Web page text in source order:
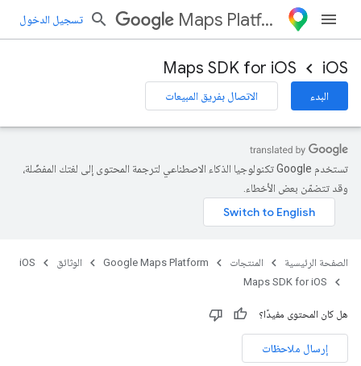
Maps Platform تسجيل الدخول
iOS
Maps SDK for iOS
البدء الاتصال بفريق المبيعات
تستخدم Google تكنولوجيا الذكاء الاصطناعي لترجمة المحتوى إلى لغتك المفضّلة،
وقد تتضمّن بعض الأخطاء.
الصفحة الرئيسية المنتجات Google Maps Platform الوثائق
iOS
Maps SDK for iOS
هل كان المحتوى مفيدًا؟
إرسال ملاحظات